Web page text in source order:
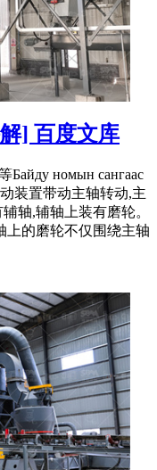
] 百度文库
номын сангаас
装置带动主轴转动,主
轴,辅轴上装有磨轮。
上的磨轮不仅围绕主轴